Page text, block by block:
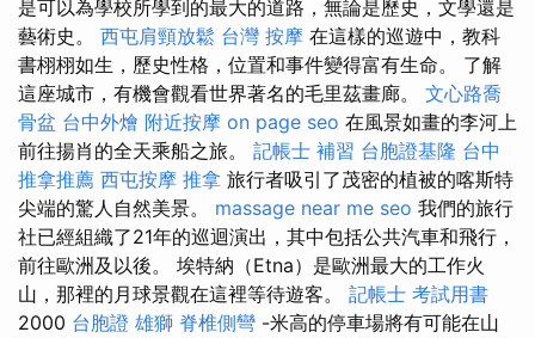
是可以為學校所學到的最大的道路，無論是歷史，文學還是
藝術史。 西屯肩頸放鬆 台灣 按摩 在這樣的巡遊中，教科
書栩栩如生，歷史性格，位置和事件變得富有生命。 了解
這座城市，有機會觀看世界著名的毛里茲畫廊。 文心路喬
骨盆 台中外燴 附近按摩 on page seo 在風景如畫的李河上
前往揚肖的全天乘船之旅。 記帳士 補習 台胞證基隆 台中
推拿推薦 西屯按摩 推拿 旅行者吸引了茂密的植被的喀斯特
尖端的驚人自然美景。 massage near me seo 我們的旅行
社已經組織了21年的巡迴演出，其中包括公共汽車和飛行，
前往歐洲及以後。 埃特納（Etna）是歐洲最大的工作火
山，那裡的月球景觀在這裡等待遊客。 記帳士 考試用書
2000 台胞證 雄獅 脊椎側彎 -米高的停車場將有可能在山